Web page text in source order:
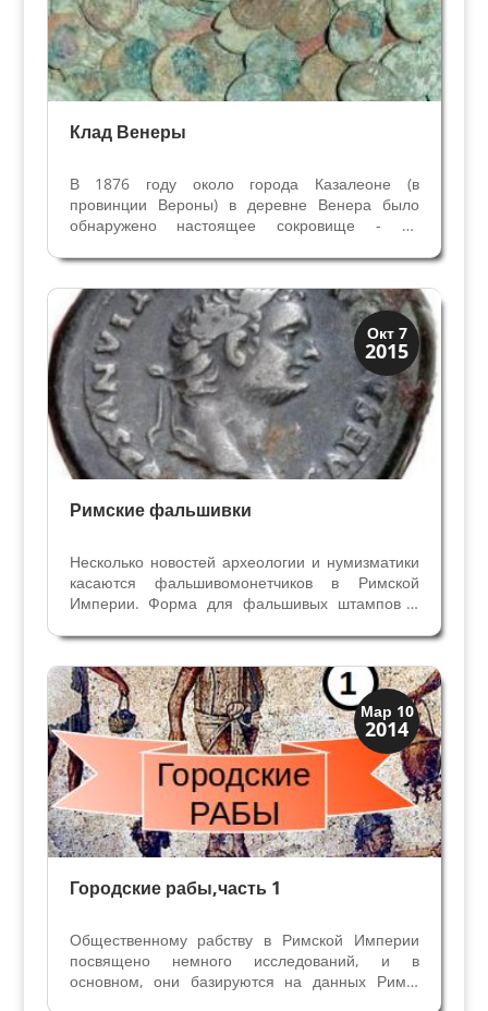
Клад Венеры
В 1876 году около города Казалеоне (в
провинции Вероны) в деревне Венера было
обнаружено настоящее сокровище - на
строители откопали два клада с римскими
монетами. Из-за названия деревни клад
называют Кладом Венеры. Звучит...
Окт 7
2015
История
Клады и медали
Римские фальшивки
Несколько новостей археологии и нумизматики
касаются фальшивомонетчиков в Римской
Империи. Форма для фальшивых штампов 1
Домициана использовался в 80-81 годы н.э. для
подделки монет Домициана, выпущенных в 69-
81гг., когда он...
Мар 10
2014
Древний Рим
История
Городские рабы,часть 1
Общественному рабству в Римской Империи
посвящено немного исследований, и в
основном, они базируются на данных Рима.